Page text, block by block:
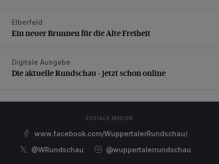
Ein neuer Brunnen für die Alte Freiheit
Elberfeld
Ein neuer Brunnen für die Alte Freiheit
Die aktuelle Rundschau – jetzt schon online
Digitale Ausgabe
Die aktuelle Rundschau – jetzt schon online
SOZIALE MEDIEN
www.facebook.com/WuppertalerRundschau/
@WRundschau
@wuppertalerrundschau